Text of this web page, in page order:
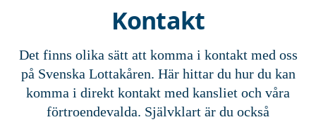
Kontakt
Det finns olika sätt att komma i kontakt med oss
på Svenska Lottakåren. Här hittar du hur du kan
komma i direkt kontakt med kansliet och våra
förtroendevalda. Självklart är du också